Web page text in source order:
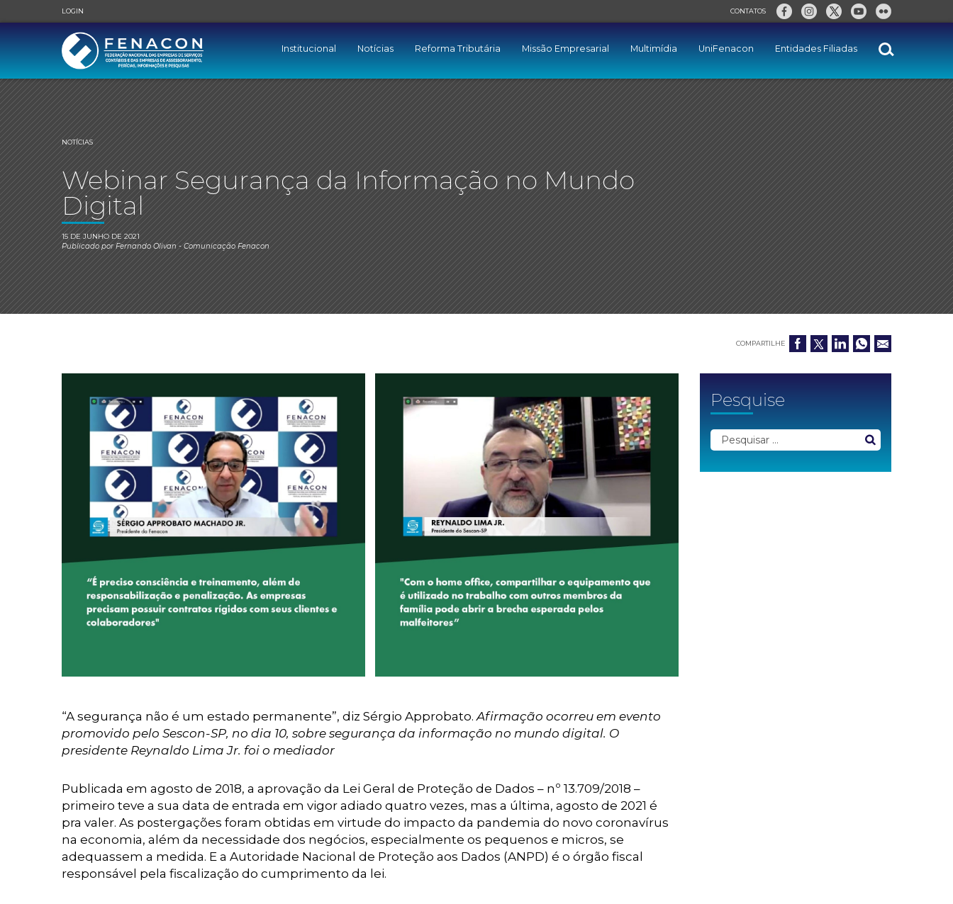
LOGIN CONTATOS
Institucional Notícias Reforma Tributária Missão Empresarial Multimídia UniFenacon Entidades Filiadas
NOTÍCIAS
Webinar Segurança da Informação no Mundo
Digital
15 DE JUNHO DE 2021
Publicado porFernando Olivan- Comunicação Fenacon
COMPARTILHE
“A segurança não é um estado permanente”, diz Sérgio Approbato.Afirmação ocorreu em evento
promovido pelo Sescon-SP, no dia 10, sobre segurança da informação no mundo digital. O
presidente Reynaldo Lima Jr. foi o mediador
Publicada em agosto de 2018, a aprovação da Lei Geral de Proteção de Dados – nº 13.709/2018 –
primeiro teve a sua data de entrada em vigor adiado quatro vezes, mas a última, agosto de 2021 é
pra valer. As postergações foram obtidas em virtude do impacto da pandemia do novo coronavírus
na economia, além da necessidade dos negócios, especialmente os pequenos e micros, se
adequassem a medida. E a Autoridade Nacional de Proteção aos Dados (ANPD) é o órgão fiscal
responsável pela fiscalização do cumprimento da lei.
Pesquise